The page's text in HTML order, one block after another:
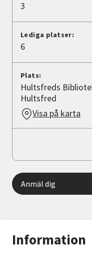
Lyssna
Information
3
Lediga platser:
6
Plats:
Hultsfreds
Hultsfred
Visa på karta
Anmäl dig